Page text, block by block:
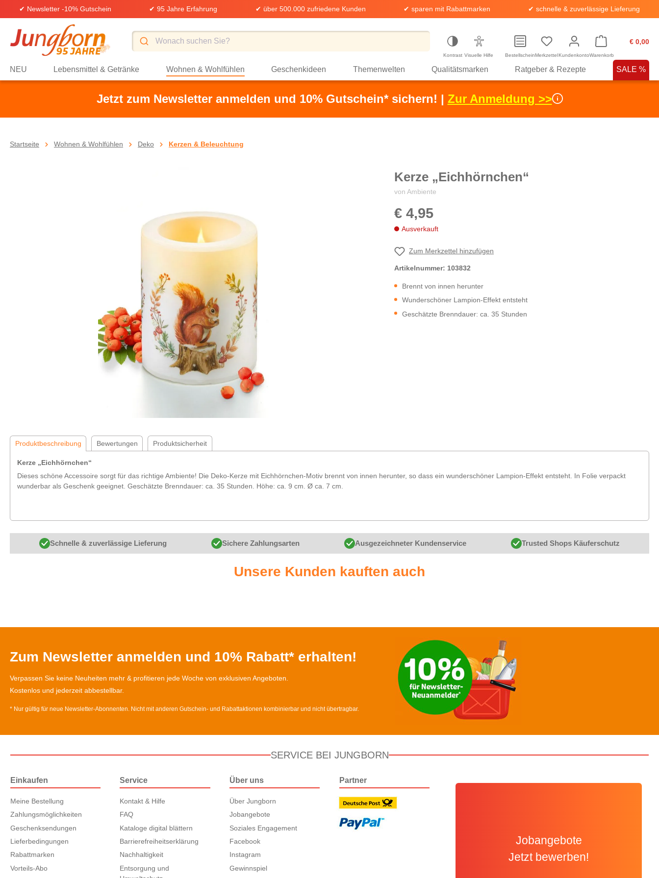
Zur Hauptnavigation springen
✔ Newsletter -10% Gutschein ✔ 95 Jahre Erfahrung ✔ über 500.000 zufriedene Kunden ✔ sparen mit Rabattmarken ✔ schnelle & zuverlässige Lieferung
Kontrast Visuelle Hilfe BestellscheinMerkzettelKundenkonto
€ 0,00
Warenkorb
NEU Lebensmittel & Getränke Wohnen & Wohlfühlen Geschenkideen Themenwelten Qualitätsmarken Ratgeber & Rezepte SALE %
Jetzt zum Newsletter anmelden und 10% Gutschein* sichern! | Zur Anmeldung >>
Startseite Wohnen & Wohlfühlen Deko Kerzen & Beleuchtung
Kerze „Eichhörnchen“
von Ambiente
€ 4,95
Ausverkauft
Zum Merkzettel hinzufügen
Artikelnummer: 103832
Brennt von innen herunter
Wunderschöner Lampion-Effekt entsteht
Geschätzte Brenndauer: ca. 35 Stunden
Produktbeschreibung Bewertungen Produktsicherheit
Kerze „Eichhörnchen“
Dieses schöne Accessoire sorgt für das richtige Ambiente! Die Deko-Kerze mit Eichhörnchen-Motiv brennt von innen herunter, so dass ein wunderschöner Lampion-Effekt entsteht. In Folie verpackt
wunderbar als Geschenk geeignet. Geschätzte Brenndauer: ca. 35 Stunden. Höhe: ca. 9 cm. Ø ca. 7 cm.
Schnelle & zuverlässige Lieferung Sichere Zahlungsarten Ausgezeichneter Kundenservice Trusted Shops Käuferschutz
Unsere Kunden kauften auch
Zum Newsletter anmelden und 10% Rabatt* erhalten!
Verpassen Sie keine Neuheiten mehr & profitieren jede Woche von exklusiven Angeboten.
Kostenlos und jederzeit abbestellbar.
* Nur gültig für neue Newsletter-Abonnenten. Nicht mit anderen Gutschein- und Rabattaktionen kombinierbar und nicht übertragbar.
SERVICE BEI JUNGBORN
Einkaufen
Meine Bestellung
Zahlungsmöglichkeiten
Geschenksendungen
Lieferbedingungen
Rabattmarken
Vorteils-Abo
Service
Kontakt & Hilfe
FAQ
Kataloge digital blättern
Barrierefreiheitserklärung
Nachhaltigkeit
Entsorgung und
Über uns
Über Jungborn
Jobangebote
Soziales Engagement
Facebook
Instagram
Gewinnspiel
Partner
Jobangebote
Jetzt bewerben!